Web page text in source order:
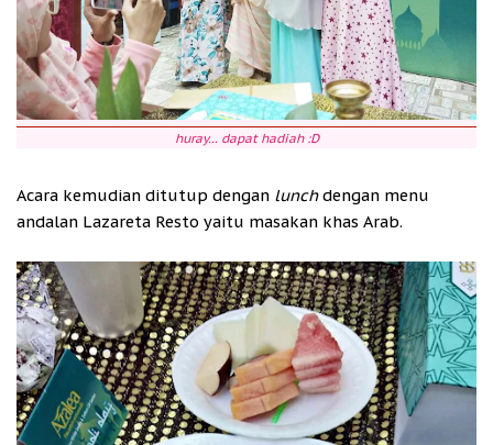
huray... dapat hadiah :D
Acara kemudian ditutup dengan lunchdengan menu
andalan Lazareta Resto yaitu masakan khas Arab.